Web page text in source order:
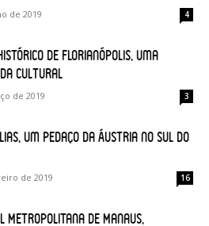
de 2019 4
de Florianópolis, uma
cultural
de 2019 3
um pedaço da Áustria no sul do
de 2019 16
Metropolitana de Manaus,